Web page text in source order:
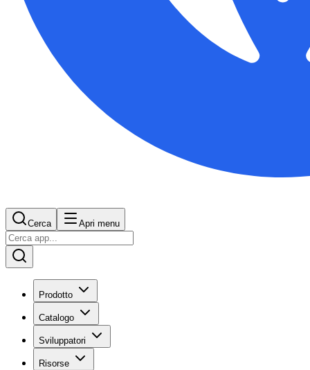
Cerca Apri menu
Prodotto
Catalogo
Sviluppatori
Risorse